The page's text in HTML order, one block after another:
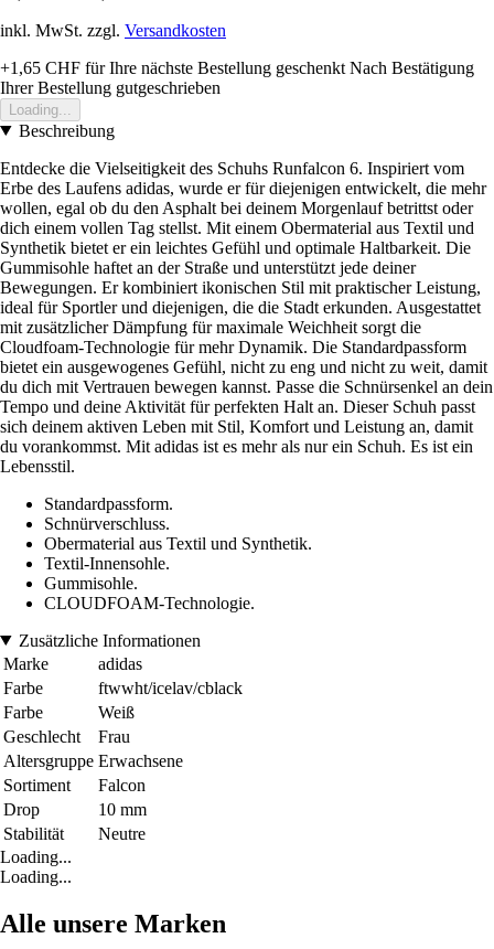
inkl. MwSt. zzgl. Versandkosten
+1,65 CHF für Ihre nächste Bestellung geschenkt Nach Bestätigung
Ihrer Bestellung gutgeschrieben
Loading...
Beschreibung
Entdecke die Vielseitigkeit des Schuhs Runfalcon 6. Inspiriert vom
Erbe des Laufens adidas, wurde er für diejenigen entwickelt, die mehr
wollen, egal ob du den Asphalt bei deinem Morgenlauf betrittst oder
dich einem vollen Tag stellst. Mit einem Obermaterial aus Textil und
Synthetik bietet er ein leichtes Gefühl und optimale Haltbarkeit. Die
Gummisohle haftet an der Straße und unterstützt jede deiner
Bewegungen. Er kombiniert ikonischen Stil mit praktischer Leistung,
ideal für Sportler und diejenigen, die die Stadt erkunden. Ausgestattet
mit zusätzlicher Dämpfung für maximale Weichheit sorgt die
Cloudfoam-Technologie für mehr Dynamik. Die Standardpassform
bietet ein ausgewogenes Gefühl, nicht zu eng und nicht zu weit, damit
du dich mit Vertrauen bewegen kannst. Passe die Schnürsenkel an dein
Tempo und deine Aktivität für perfekten Halt an. Dieser Schuh passt
sich deinem aktiven Leben mit Stil, Komfort und Leistung an, damit
du vorankommst. Mit adidas ist es mehr als nur ein Schuh. Es ist ein
Lebensstil.
Standardpassform.
Schnürverschluss.
Obermaterial aus Textil und Synthetik.
Textil-Innensohle.
Gummisohle.
CLOUDFOAM-Technologie.
Zusätzliche Informationen
Marke
adidas
Farbe
ftwwht/icelav/cblack
Farbe
Weiß
Geschlecht
Frau
Altersgruppe Erwachsene
Sortiment
Falcon
Drop
10 mm
Stabilität
Neutre
Loading...
Loading...
Alle unsere Marken